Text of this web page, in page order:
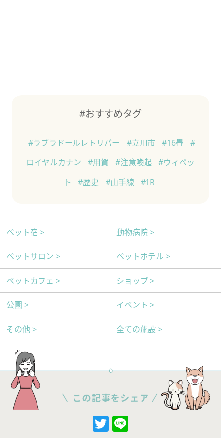
#おすすめタグ
#ラブラドールレトリバー #立川市 #16畳
#
ロイヤルカナン
#用賀 #注意喚起
#ウィペッ
ト
#歴史 #山手線 #1R
ペット宿 > 動物病院 >
ペットサロン > ペットホテル >
ペットカフェ > ショップ >
公園 > イベント >
その他 > 全ての施設 >
Twitter